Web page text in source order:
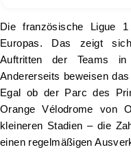
Die französische Ligue
Europas. Das zeigt
Auftritten der Teams in
Andererseits beweisen
Egal ob der Parc des
Orange Vélodrome von
kleineren Stadien – die
einen regelmäßigen